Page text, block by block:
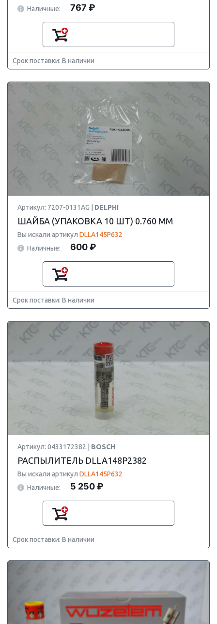
Наличные:
767 ₽
Срок поставки: В наличии
Артикул: 7207-0131AG | DELPHI
ШАЙБА (УПАКОВКА 10 ШТ) 0.760 ММ
Вы искали артикул DLLA145P632
Наличные:
600 ₽
Срок поставки: В наличии
Артикул: 0433172382 | BOSCH
РАСПЫЛИТЕЛЬ DLLA148P2382
Вы искали артикул DLLA145P632
Наличные:
5 250 ₽
Срок поставки: В наличии